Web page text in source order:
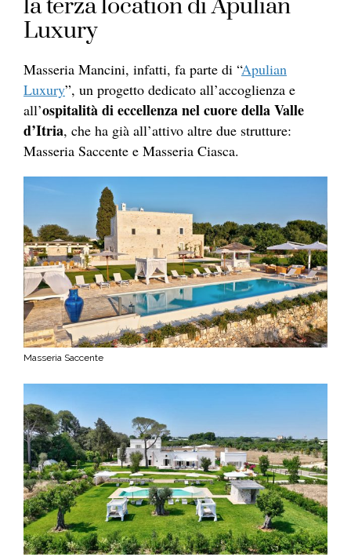
la terza location di Apulian
Luxury
Masseria Mancini, infatti, fa parte di “Apulian
Luxury”, un progetto dedicato all’accoglienza e
all’ospitalità di eccellenza nel cuore della Valle
d’Itria, che ha già all’attivo altre due strutture:
Masseria Saccente e Masseria Ciasca.
Masseria Saccente